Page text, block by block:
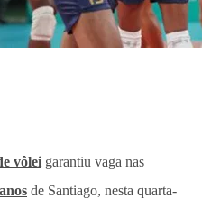
vôlei garantiu vaga nas
de Santiago, nesta quarta-